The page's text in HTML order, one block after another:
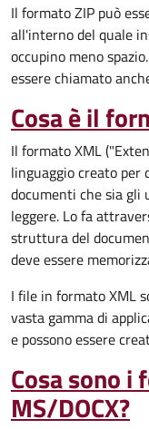
Il formato ZIP può
all'interno del quale
occupino meno
essere chiamato
Cosa è il
Il formato XML
linguaggio creato per
documenti che sia gli
leggere. Lo fa
struttura del
deve essere
I file in formato XML
vasta gamma di
e possono essere
Cosa sono i
MS/DOCX?